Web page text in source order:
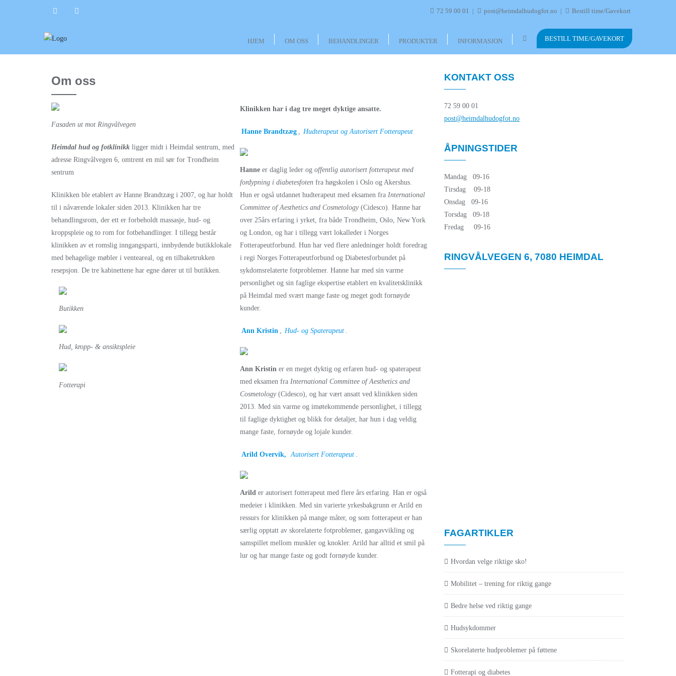
72 59 00 01 post@heimdalhudogfot.no Bestill time/Gavekort
HJEM OM OSS BEHANDLINGER PRODUKTER INFORMASJON BESTILL TIME/GAVEKORT
Om oss
Fasaden ut mot Ringvålvegen
Heimdal hud og fotklinikk ligger midt i Heimdal sentrum, med
adresse Ringvålvegen 6, omtrent en mil sør for Trondheim
sentrum
Klinikken ble etablert av Hanne Brandtzæg i 2007, og har holdt
til i nåværende lokaler siden 2013. Klinikken har tre
behandlingsrom, der ett er forbeholdt massasje, hud- og
kroppspleie og to rom for fotbehandlinger. I tillegg består
klinikken av et romslig inngangsparti, innbydende butikklokale
med behagelige møbler i venteareal, og en tilbaketrukken
resepsjon. De tre kabinettene har egne dører ut til butikken.
Butikken
Hud, kropp- & ansiktspleie
Fotterapi
Klinikken har i dag tre meget dyktige ansatte.
Hanne Brandtzæg , Hudterapeut og Autorisert Fotterapeut
Hanne er daglig leder og offentlig autorisert fotterapeut med
fordypning i diabetesfoten fra høgskolen i Oslo og Akershus.
Hun er også utdannet hudterapeut med eksamen fra International
Committee of Aesthetics and Cosmetology (Cidesco). Hanne har
over 25års erfaring i yrket, fra både Trondheim, Oslo, New York
og London, og har i tillegg vært lokalleder i Norges
Fotterapeutforbund. Hun har ved flere anledninger holdt foredrag
i regi Norges Fotterapeutforbund og Diabetesforbundet på
sykdomsrelaterte fotproblemer. Hanne har med sin varme
personlighet og sin faglige ekspertise etablert en kvalitetsklinikk
på Heimdal med svært mange faste og meget godt fornøyde
kunder.
Ann Kristin , Hud- og Spaterapeut .
Ann Kristin er en meget dyktig og erfaren hud- og spaterapeut
med eksamen fra International Committee of Aesthetics and
Cosmetology (Cidesco), og har vært ansatt ved klinikken siden
2013. Med sin varme og imøtekommende personlighet, i tillegg
til faglige dyktighet og blikk for detaljer, har hun i dag veldig
mange faste, fornøyde og lojale kunder.
Arild Overvik, Autorisert Fotterapeut .
Arild er autorisert fotterapeut med flere års erfaring. Han er også
medeier i klinikken. Med sin varierte yrkesbakgrunn er Arild en
ressurs for klinikken på mange måter, og som fotterapeut er han
særlig opptatt av skorelaterte fotproblemer, gangavvikling og
samspillet mellom muskler og knokler. Arild har alltid et smil på
lur og har mange faste og godt fornøyde kunder.
KONTAKT OSS
72 59 00 01
post@heimdalhudogfot.no
ÅPNINGSTIDER
Mandag 09-16
Tirsdag 09-18
Onsdag 09-16
Torsdag 09-18
Fredag 09-16
RINGVÅLVEGEN 6, 7080 HEIMDAL
FAGARTIKLER
Hvordan velge riktige sko!
Mobilitet – trening for riktig gange
Bedre helse ved riktig gange
Hudsykdommer
Skorelaterte hudproblemer på føttene
Fotterapi og diabetes